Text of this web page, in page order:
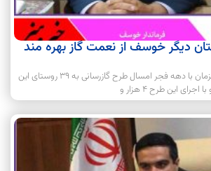
دیگر خوسف از نعمت گاز بهره مند
فرماندار خوسف گفت: همزمان با دهه فجر امسال طرح گازرسانی به ۳۹ روستای این
این طرح ۴ هزار و